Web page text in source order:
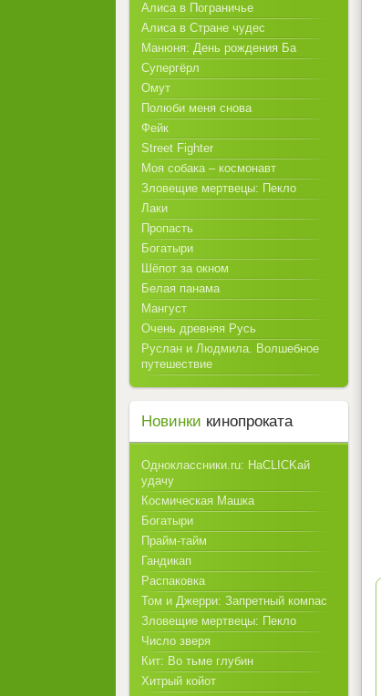
Алиса в Пограничье
Алиса в Стране чудес
Манюня: День рождения Ба
Супергёрл
Омут
Полюби меня снова
Фейк
Street Fighter
Моя собака – космонавт
Зловещие мертвецы: Пекло
Лаки
Пропасть
Богатыри
Шёпот за окном
Белая панама
Мангуст
Очень древняя Русь
Руслан и Людмила. Волшебное
путешествие
Новинки кинопроката
Одноклассники.ru: НаCLICKай
удачу
Космическая Машка
Богатыри
Прайм-тайм
Гандикап
Распаковка
Том и Джерри: Запретный компас
Зловещие мертвецы: Пекло
Число зверя
Кит: Во тьме глубин
Хитрый койот